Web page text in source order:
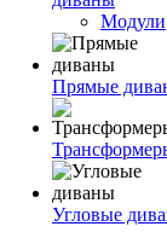
Модули
Прямые
Угловые